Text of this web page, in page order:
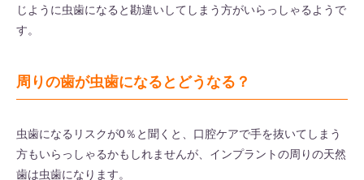
じように虫歯になると勘違いしてしまう方がいらっしゃるようで
す。
周りの歯が虫歯になるとどうなる？
虫歯になるリスクが0％と聞くと、口腔ケアで手を抜いてしまう
方もいらっしゃるかもしれませんが、インプラントの周りの天然
歯は虫歯になります。